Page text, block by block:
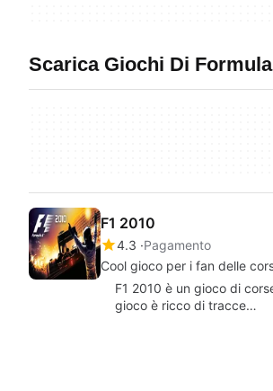
Scarica Giochi Di
F1 2010
4.3 Pagamento
Cool gioco per i fan delle
F1 2010 è un gioco di
gioco è ricco di tracce…